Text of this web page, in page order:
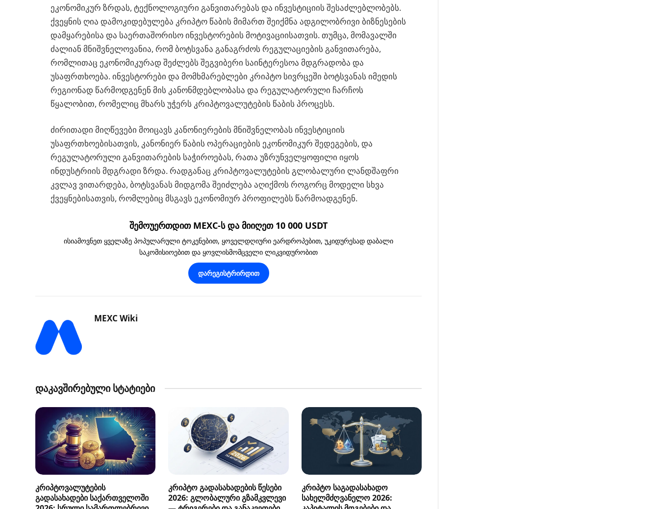
ეკონომიკურ ზრდას, ტექნოლოგიური განვითარებას და ინვესტიციის შესაძლებლობებს.
ქვეყნის ღია დამოკიდებულება კრიპტო წაბის მიმართ შეიქმნა ადგილობრივი ბიზნესების
დამყარებისა და საერთაშორისო ინვესტორების მოტივაციისათვის. თუმცა, მომავალში
ძალიან მნიშვნელოვანია, რომ ბოტსვანა განაგრძოს რეგულაციების განვითარება,
რომლითაც ეკონომიკურად შეძლებს შეგვიბერი საინტერესოა მდგრადობა და
უსაფრთხოება. ინვესტორები და მომხმარებლები კრიპტო სივრცეში ბოტსვანას იმედის
რეგიონად წარმოდგენენ მის კანონმდებლობასა და რეგულატორული ჩარჩოს
წყალობით, რომელიც მხარს უჭერს კრიპტოვალუტების წაბის პროცესს.
ძირითადი მიღწევები მოიცავს კანონიერების მნიშვნელობას ინვესტიციის
უსაფრთხოებისათვის, კანონიერ წაბის ოპერაციების ეკონომიკურ შედეგების, და
რეგულატორული განვითარების საჭიროებას, რათა უზრუნველყოფილი იყოს
ინდუსტრიის მდგრადი ზრდა. რადგანაც კრიპტოვალუტების გლობალური ლანდშაფრი
კვლავ ვითარდება, ბოტსვანას მიდგომა შეიძლება აღიქმოს როგორც მოდელი სხვა
ქვეყნებისათვის, რომლებიც მსგავს ეკონომიურ პროფილებს წარმოადგენენ.
შემოუერთდით MEXC-ს და მიიღეთ 10 000 USDT
ისიამოვნეთ ყველაზე პოპულარული ტოკენებით, ყოველდღიური ეარდროპებით, უკიდურესად დაბალი
საკომისიოებით და ყოვლისმომცველი ლიკვიდურობით
დარეგისტრირდით
MEXC Wiki
დაკავშირებული სტატიები
კრიპტოვალუტების
გადასახადები საქართველოში
კრიპტო გადასახადების წესები
2026: გლობალური გზამკვლევი
კრიპტო საგადასახადო
სახელმძღვანელო 2026: